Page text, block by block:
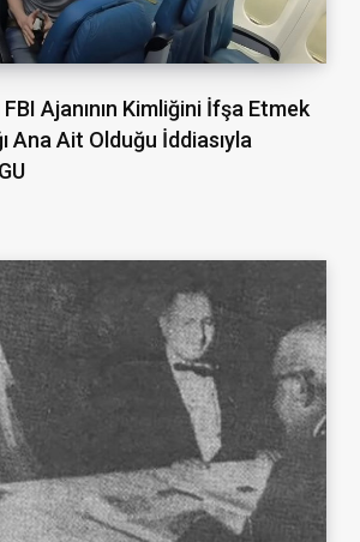
Ajanının Kimliğini İfşa Etmek
Ana Ait Olduğu İddiasıyla